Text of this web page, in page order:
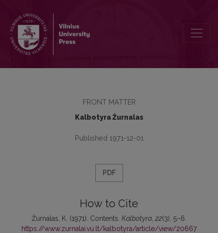
FRONT MATTER
Kalbotyra Žurnalas
Published 1971-12-01
PDF
How to Cite
Žurnalas, K. (1971). Contents. Kalbotyra 22(3), 5–6.
https://www.zurnalai.vu.lt/kalbotyra/article/view/20667